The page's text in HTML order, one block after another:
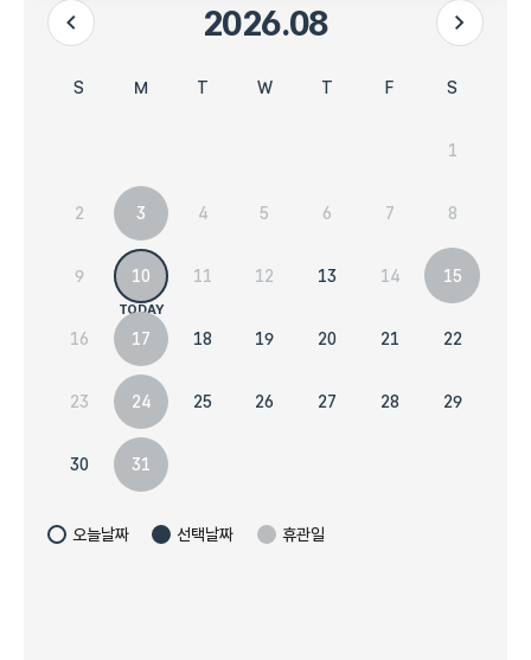
이전 달 2026.08
다음 달
S M T W수요일 T목요일 F금요일 S
1
2 3 4 5 6 7 8
9 10 11 12 13 14 15
16 17 18 19 20 21 22
23 24 25 26 27 28 29
30 31
오늘날짜 선택날짜 휴관일